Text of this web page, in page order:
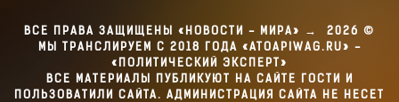
ВСЕ ПРАВА ЗАЩИЩЕНЫ «НОВОСТИ - МИРА» → 2026 ©
МЫ ТРАНСЛИРУЕМ С 2018 ГОДА «ATOAPIWAG.RU» -
«ПОЛИТИЧЕСКИЙ ЭКСПЕРТ»
ВСЕ МАТЕРИАЛЫ ПУБЛИКУЮТ НА САЙТЕ ГОСТИ И
ПОЛЬЗОВАТИЛИ САЙТА. АДМИНИСТРАЦИЯ САЙТА НЕ НЕСЕТ